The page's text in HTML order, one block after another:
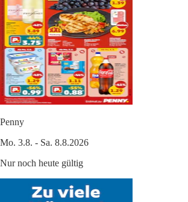
Penny
Mo. 3.8. - Sa. 8.8.2026
Nur noch heute gültig